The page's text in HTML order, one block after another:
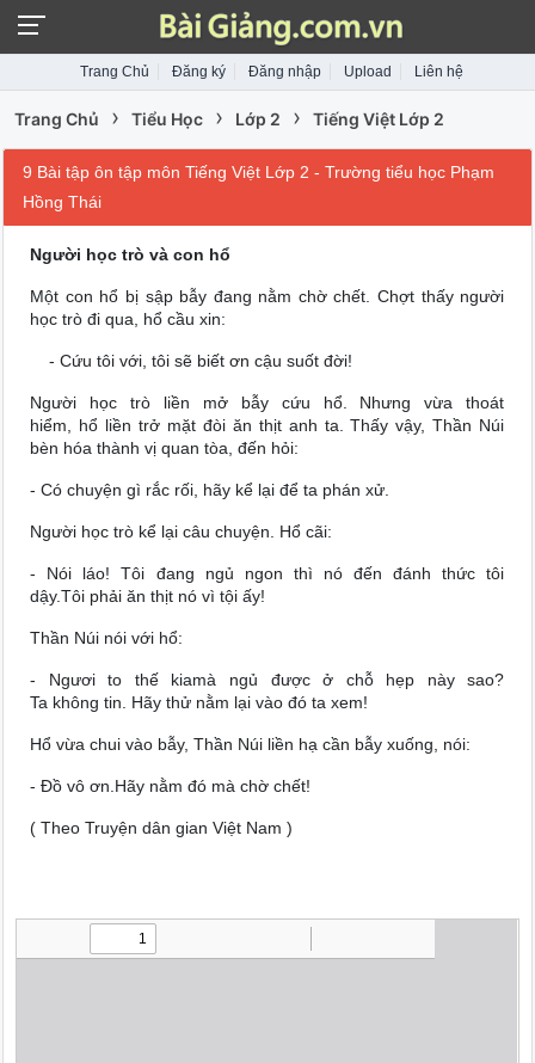
Trang Chủ Đăng ký Đăng nhập Upload Liên hệ
Trang Chủ › Tiểu Học › Lớp 2 › Tiếng Việt Lớp 2
9 Bài tập ôn tập môn Tiếng Việt Lớp 2 - Trường tiểu học Phạm
Hồng Thái
Người học trò và con hổ
Một con hổ bị sập bẫy đang nằm chờ chết. Chợt thấy người
học trò đi qua, hổ cầu xin:
- Cứu tôi với, tôi sẽ biết ơn cậu suốt đời!
Người học trò liền mở bẫy cứu hổ. Nhưng vừa thoát
hiểm, hổ liền trở mặt đòi ăn thịt anh ta. Thấy vậy, Thần Núi
bèn hóa thành vị quan tòa, đến hỏi:
- Có chuyện gì rắc rối, hãy kể lại để ta phán xử.
Người học trò kể lại câu chuyện. Hổ cãi:
- Nói láo! Tôi đang ngủ ngon thì nó đến đánh thức tôi
dậy.Tôi phải ăn thịt nó vì tội ấy!
Thần Núi nói với hổ:
- Ngươi to thế kiamà ngủ được ở chỗ hẹp này sao?
Ta không tin. Hãy thử nằm lại vào đó ta xem!
Hổ vừa chui vào bẫy, Thần Núi liền hạ cần bẫy xuống, nói:
- Đồ vô ơn.Hãy nằm đó mà chờ chết!
( Theo Truyện dân gian Việt Nam )